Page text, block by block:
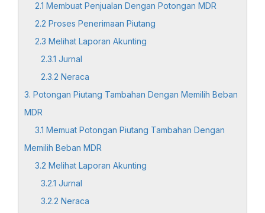
2.1 Membuat Penjualan Dengan Potongan MDR
2.2 Proses Penerimaan Piutang
2.3 Melihat Laporan Akunting
2.3.1 Jurnal
2.3.2 Neraca
3. Potongan Piutang Tambahan Dengan Memilih Beban
MDR
3.1 Memuat Potongan Piutang Tambahan Dengan
Memilih Beban MDR
3.2 Melihat Laporan Akunting
3.2.1 Jurnal
3.2.2 Neraca